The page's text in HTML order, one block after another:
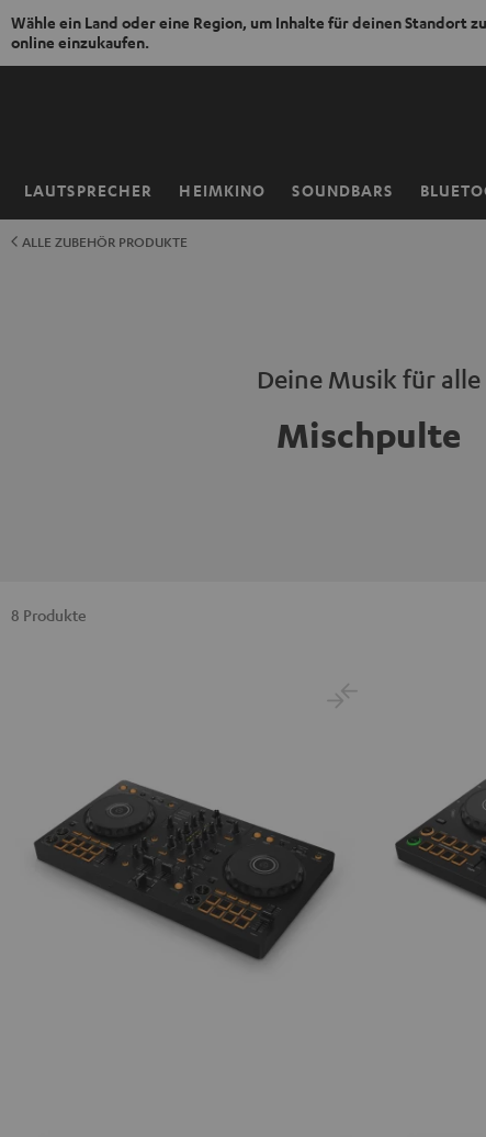
Wähle ein Land oder eine Region, um Inhalte für deinen Standort
online einzukaufen.
ZUM
LAUTSPRECHER HEIMKINO SOUNDBARS
Startseite
ALLE ZUBEHÖR PRODUKTE
Deine Musik für alle
Mischpulte
8 Produkte